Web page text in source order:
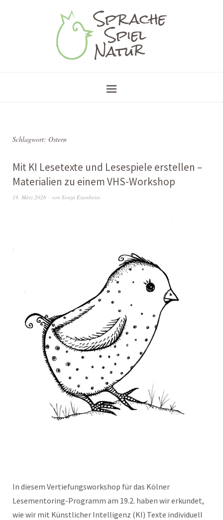
Schlagwort: Ostern
Mit KI Lesetexte und Lesespiele erstellen –
Materialien zu einem VHS-Workshop
19. März 2026 von Sonja Eisenbeiss
In diesem Vertiefungsworkshop für das Kölner
Lesementoring-Programm am 19.2. haben wir erkundet,
wie wir mit Künstlicher Intelligenz (KI) Texte individuell